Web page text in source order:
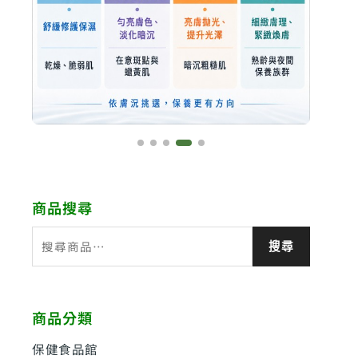
商品搜尋
尋
字
:
搜尋
商品分類
保健食品館